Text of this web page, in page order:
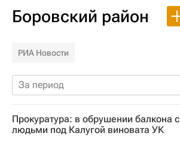
Боровский район
РИА Новости
За период
Прокуратура: в обрушении балкона с
людьми под Калугой виновата УК